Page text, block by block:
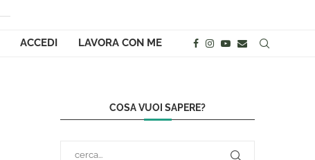
ACCEDI LAVORA CON ME
COSA VUOI SAPERE?